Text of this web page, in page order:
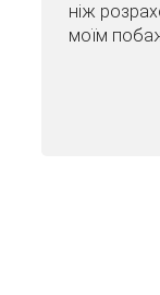
ніж
моїм